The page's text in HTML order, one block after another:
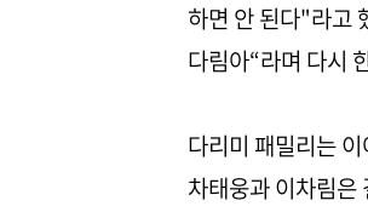
하면 안 된다"라고
다림아“라며 다시
다리미 패밀리는
차태웅과 이차림은